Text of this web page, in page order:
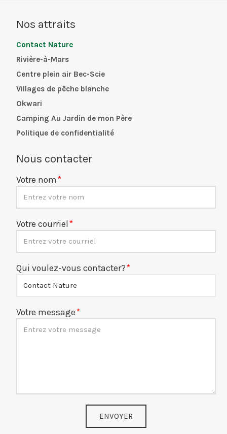
Nos attraits
Contact Nature
Rivière-à-Mars
Centre plein air Bec-Scie
Villages de pêche blanche
Okwari
Camping Au Jardin de mon Père
Politique de confidentialité
Nous contacter
Votre nom
Votre courriel
Qui voulez-vous contacter?
Votre message
ENVOYER